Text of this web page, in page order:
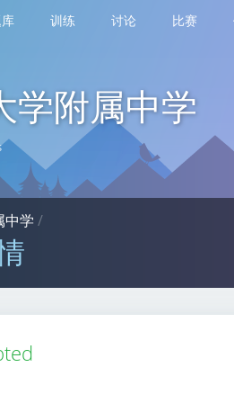
训练 讨论 比赛
学附属中学
中学 /